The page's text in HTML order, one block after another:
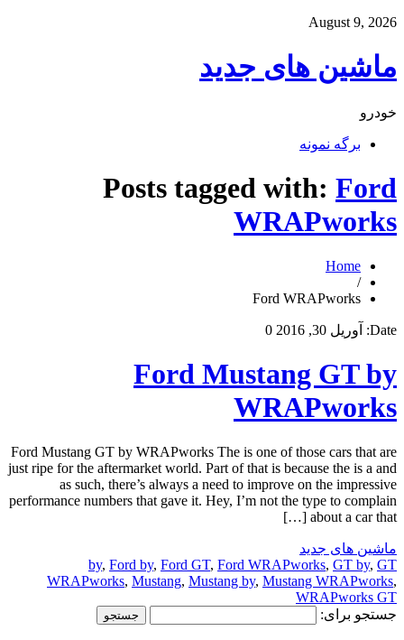
August 9, 2026
ماشین های جدید
خودرو
برگه نمونه
Posts tagged with: Ford
WRAPworks
Home
/
Ford WRAPworks
Date: آوریل 30, 2016 0
Ford Mustang GT by
WRAPworks
Ford Mustang GT by WRAPworks The is one of those cars that are
just ripe for the aftermarket world. Part of that is because the is a and
as such, there’s always a need to improve on the impressive
performance numbers that gave it. Hey, I’m not the type to complain
about a car that […]
ماشین های جدید
by, Ford by, Ford GT, Ford WRAPworks, GT by, GT
WRAPworks, Mustang, Mustang by, Mustang WRAPworks,
WRAPworks GT
جستجو برای: